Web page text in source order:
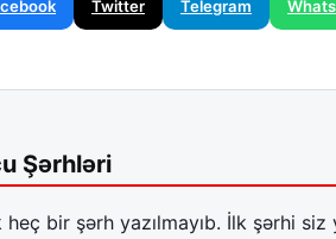
Twitter Telegram
Şərhləri
heç bir şərh yazılmayıb. İlk şərhi siz